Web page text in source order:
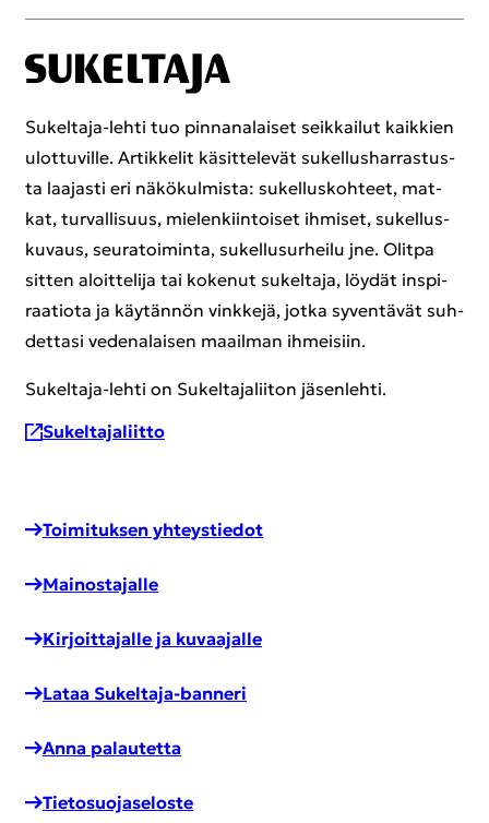
Sukeltaja-​lehti tuo pin­na­na­lai­set seik­kai­lut kaik­kien
ulot­tu­vil­le. Ar­tik­ke­lit kä­sit­te­le­vät su­kel­lus­har­ras­tus­
ta laa­jas­ti eri nä­kö­kul­mis­ta: su­kel­lus­koh­teet, mat­
kat, tur­val­li­suus, mie­len­kiin­toi­set ih­mi­set, su­kel­lus­
ku­vaus, seu­ra­toi­min­ta, su­kel­lusur­hei­lu jne. Olit­pa
sit­ten aloit­te­li­ja tai ko­ke­nut su­kel­ta­ja, löy­dät ins­pi­
raa­tio­ta ja käy­tän­nön vink­ke­jä, jotka sy­ven­tä­vät suh­
det­ta­si ve­de­na­lai­sen maa­il­man ih­mei­siin.
Sukeltaja-​lehti on Su­kel­ta­ja­lii­ton jä­sen­leh­ti.
Su­kel­ta­ja­liit­to
Toi­mi­tuk­sen yh­teys­tie­dot
Mai­nos­ta­jal­le
Kir­joit­ta­jal­le ja ku­vaa­jal­le
Lataa Sukeltaja-​banneri
Anna pa­lau­tet­ta
Tie­to­suo­ja­se­los­te